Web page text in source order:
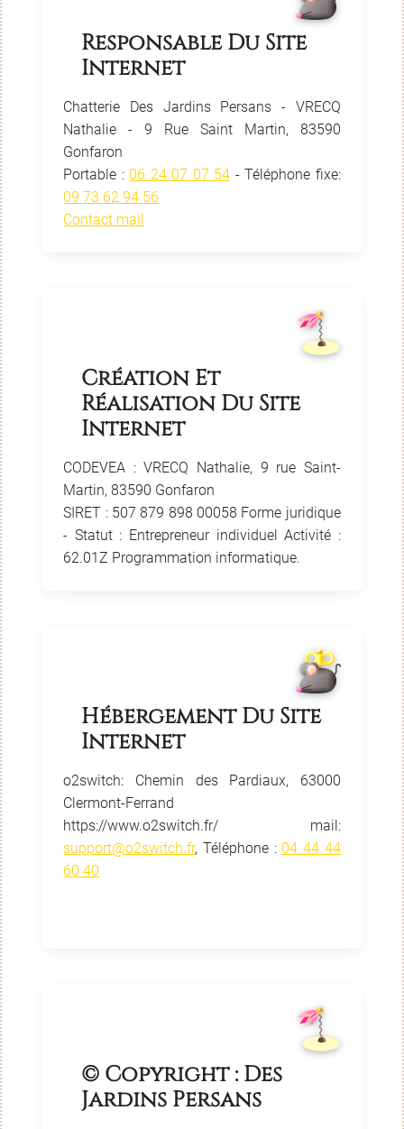
Responsable Du Site
Internet
Chatterie Des Jardins Persans - VRECQ
Nathalie - 9 Rue Saint Martin, 83590
Gonfaron
Portable : 06 24 07 07 54 - Téléphone fixe:
09 73 62 94 56
Contact mail
Création Et
Réalisation Du Site
Internet
CODEVEA : VRECQ Nathalie, 9 rue Saint-
Martin, 83590 Gonfaron
SIRET : 507 879 898 00058 Forme juridique
- Statut : Entrepreneur individuel Activité :
62.01Z Programmation informatique.
Hébergement Du Site
Internet
o2switch: Chemin des Pardiaux, 63000
Clermont-Ferrand
https://www.o2switch.fr/ mail:
support@o2switch.fr, Téléphone : 04 44 44
60 40
© Copyright : Des
Jardins Persans